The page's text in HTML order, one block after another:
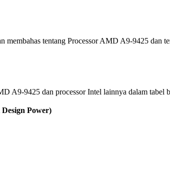
tentang Processor AMD A9-9425 dan
A9-9425 dan processor Intel lainnya dalam tabel
Power)